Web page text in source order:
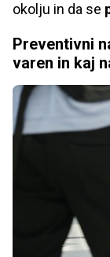
okolju in da se
Preventivni
varen in kaj